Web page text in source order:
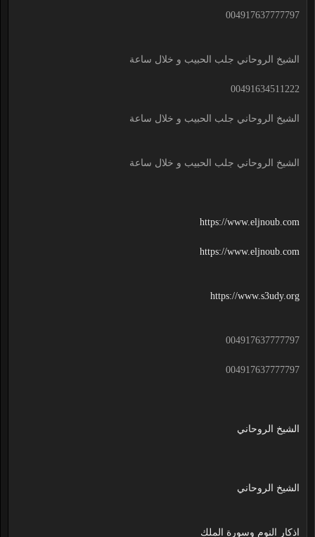
004917637777797
الشيخ الروحاني جلب الحبيب و خلال ساعة
00491634511222
الشيخ الروحاني جلب الحبيب و خلال ساعة
الشيخ الروحاني جلب الحبيب و خلال ساعة
https://www.eljnoub.com
https://www.eljnoub.com
https://www.s3udy.org
004917637777797
004917637777797
الشيخ الروحاني
الشيخ الروحاني
اذكار النوم وسورة الملك